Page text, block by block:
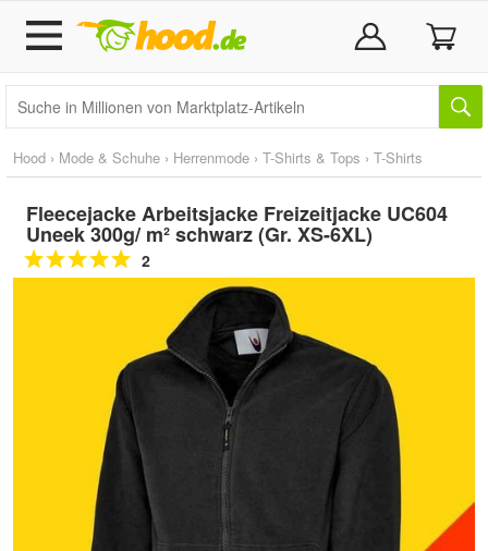
Hood › Mode & Schuhe › Herrenmode › T-Shirts & Tops › T-Shirts
Fleecejacke Arbeitsjacke Freizeitjacke UC604
Uneek 300g/ m² schwarz (Gr. XS-6XL)
2